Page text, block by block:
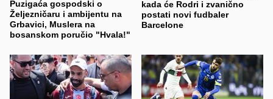
Puzigaća gospodski o
Željezničaru i ambijentu na
Grbavici, Muslera na
bosanskom poručio "Hvala!"
kada će Rodri i zvanično
postati novi fudbaler
Barcelone